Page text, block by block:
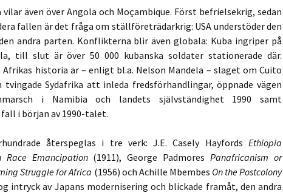
även över Angola och Moçambique. Först befrielsekrig, sedan
fallen är det fråga om ställföreträdarkrig: USA understöder den
andra parten. Konflikterna blir även globala: Kuba ingriper på
till slut är över 50 000 kubanska soldater stationerade där.
Afrikas historia är – enligt bl.a. Nelson Mandela – slaget om Cuito
tvingade Sydafrika att inleda fredsförhandlingar, öppnade vägen
i Namibia och landets självständighet 1990 samt
i början av 1990-talet.
återspeglas i tre verk: J.E. Casely Hayfords Ethiopia
Race Emancipation(1911), George PadmoresPanafricanism or
Struggle for Africa (1956) och Achille Mbembes On the Postcolony
intryck av Japans modernisering och blickade framåt, den andra